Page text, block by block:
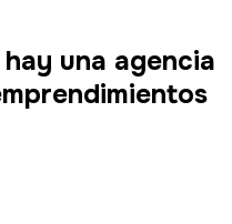
una agencia